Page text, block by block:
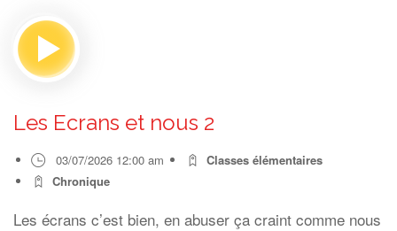
Les Ecrans et nous 2
03/07/2026 12:00 am
Classes élémentaires
Chronique
Les écrans c’est bien, en abuser ça craint comme nous